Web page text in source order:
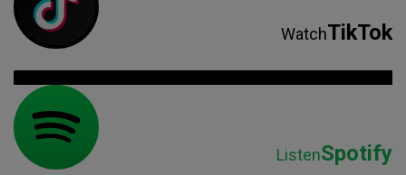
WatchTikTok
ListenSpotify